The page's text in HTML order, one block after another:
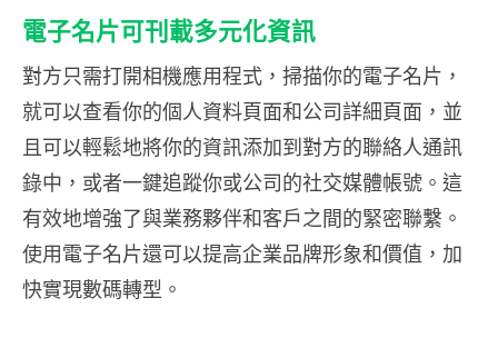
電子名片可刊載多元化資訊
對方只需打開相機應用程式，掃描你的電子名片，
就可以查看你的個人資料頁面和公司詳細頁面，並
且可以輕鬆地將你的資訊添加到對方的聯絡人通訊
錄中，或者一鍵追蹤你或公司的社交媒體帳號。這
有效地增強了與業務夥伴和客戶之間的緊密聯繫。
使用電子名片還可以提高企業品牌形象和價值，加
快實現數碼轉型。